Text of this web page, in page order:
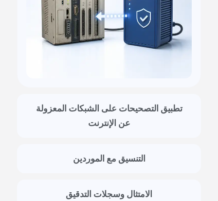
تطبيق التصحيحات على الشبكات المعزولة
عن الإنترنت
التنسيق مع الموردين
الامتثال وسجلات التدقيق